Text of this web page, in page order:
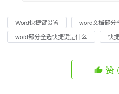
Word快捷键设置
word文档部分
word部分全选快捷键是什么
快
赞